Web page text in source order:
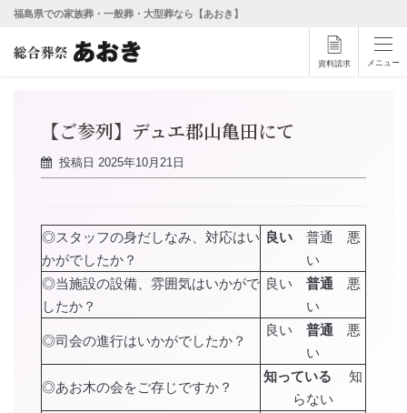
福島県での家族葬・一般葬・大型葬なら【あおき】
資料請求 メニュー
【ご参列】デュエ郡山亀田にて
投稿日 2025年10月21日
◎スタッフの身だしなみ、対応はい
かがでしたか？
良い 普通 悪
い
◎当施設の設備、雰囲気はいかがで
したか？
良い 普通 悪
い
◎司会の進行はいかがでしたか？
良い 普通 悪
い
◎あお木の会をご存じですか？
知っている 知
らない